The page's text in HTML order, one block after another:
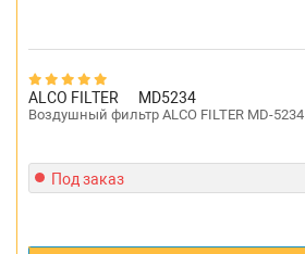
ALCO FILTER MD5234
Воздушный фильтр ALCO FILTER MD-5234
Под заказ